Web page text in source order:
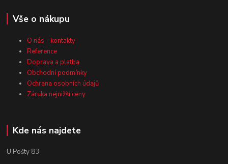
Vše o nákupu
O nás - kontakty
Reference
Doprava a platba
Obchodní podmínky
Ochrana osobních údajů
Záruka nejnižší ceny
Kde nás najdete
U Pošty 83